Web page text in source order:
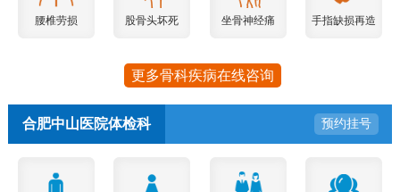
腰椎劳损 股骨头坏死 坐骨神经痛 手指缺损再造
更多骨科疾病在线咨询
合肥中山医院体检科 预约挂号